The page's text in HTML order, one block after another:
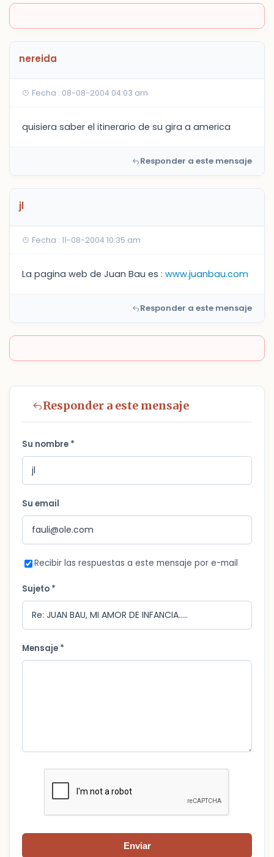
nereida
Fecha : 08-08-2004 04:03 am
quisiera saber el itinerario de su gira a america
Responder a este mensaje
jl
Fecha : 11-08-2004 10:35 am
La pagina web de Juan Bau es : www.juanbau.com
Responder a este mensaje
Responder a este mensaje
Su nombre *
Su email
Recibir las respuestas a este mensaje por e-mail
Sujeto *
Mensaje *
Enviar